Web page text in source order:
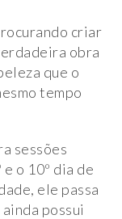
criar
obra
que o
tempo
sessões
o 10º dia de
ele passa
possui